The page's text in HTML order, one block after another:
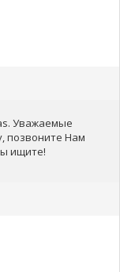
Уважаемые
позвоните Нам
ищите!